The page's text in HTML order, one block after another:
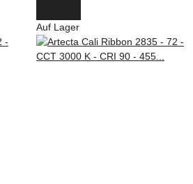
Auf Lager